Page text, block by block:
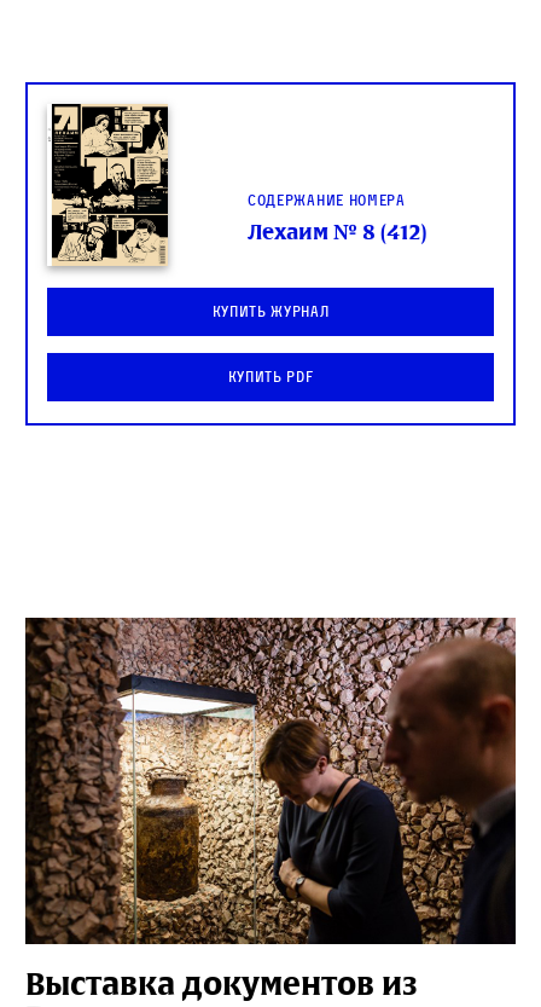
Содержание номера
Лехаим № 8 (412)
Купить журнал
Купить PDF
Выставка документов из